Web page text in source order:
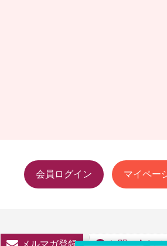
会員ログイン マイペー